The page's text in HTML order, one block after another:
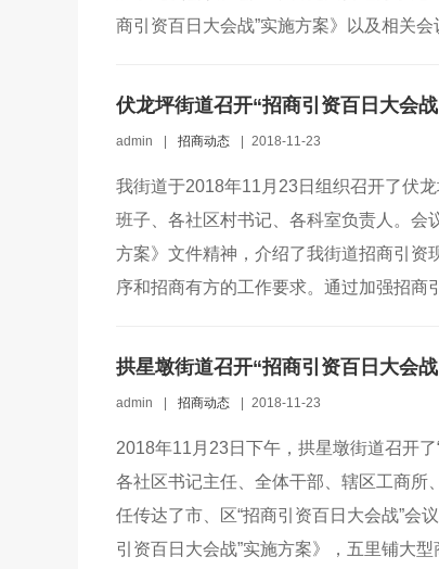
商引资百日大会战”实施方案》以及相关
伏龙坪街道召开“招商引资百日大会
admin 招商动态 2018-11-23
我街道于2018年11月23日组织召开了伏
班子、各社区村书记、各科室负责人。会
方案》文件精神，介绍了我街道招商引资
序和招商有方的工作要求。通过加强招商
拱星墩街道召开“招商引资百日大会
admin 招商动态 2018-11-23
2018年11月23日下午，拱星墩街道召开
各社区书记主任、全体干部、辖区工商所
任传达了市、区“招商引资百日大会战”会
引资百日大会战”实施方案》，五里铺大